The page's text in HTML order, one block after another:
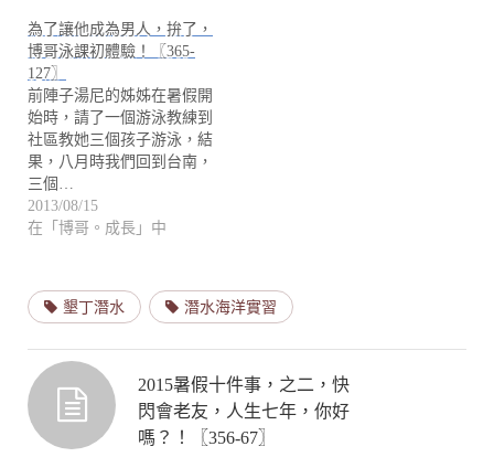
為了讓他成為男人，拚了，
博哥泳課初體驗！〖365-
127〗
前陣子湯尼的姊姊在暑假開
始時，請了一個游泳教練到
社區教她三個孩子游泳，結
果，八月時我們回到台南，
三個…
2013/08/15
在「博哥。成長」中
墾丁潛水 潛水海洋實習
2015暑假十件事，之二，快
閃會老友，人生七年，你好
嗎？！〖356-67〗